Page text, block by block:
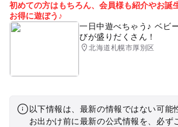
初めての方はもちろん、会員様も紹介やお誕
お得に遊ぼう♪
一日中遊べちゃう♪ ベビ
びが盛りだくさん！
北海道札幌市厚別区
以下情報は、最新の情報ではない可能
お出かけ前に最新の公式情報を、必ず